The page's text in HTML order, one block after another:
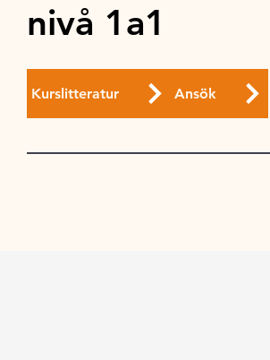
nivå 1a1
Kurslitteratur Ansök